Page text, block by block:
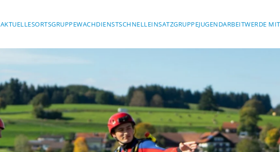
AKTUELLESORTSGRUPPEWACHDIENSTSCHNELLEINSATZGRUPPEJUGENDARBEITWERDE